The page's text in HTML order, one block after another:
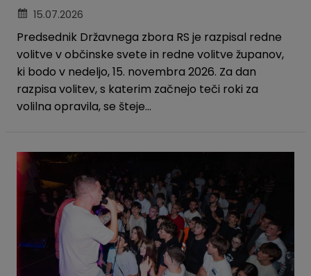
15.07.2026
Predsednik Državnega zbora RS je razpisal redne
volitve v občinske svete in redne volitve županov,
ki bodo v nedeljo, 15. novembra 2026. Za dan
razpisa volitev, s katerim začnejo teči roki za
volilna opravila, se šteje...